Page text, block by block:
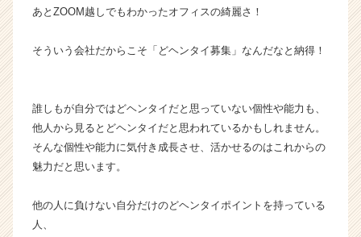
キ
ア
e
e
r
e
あとZOOM越しでもわかったオフィスの綺麗さ！
そういう会社だからこそ「どヘンタイ募集」なんだなと納得！
誰しもが自分ではどヘンタイだと思っていない個性や能力も、
他人から見るとどヘンタイだと思われているかもしれません。
そんな個性や能力に気付き成長させ、活かせるのはこれからの
魅力だと思います。
他の人に負けない自分だけのどヘンタイポイントを持っている
人、